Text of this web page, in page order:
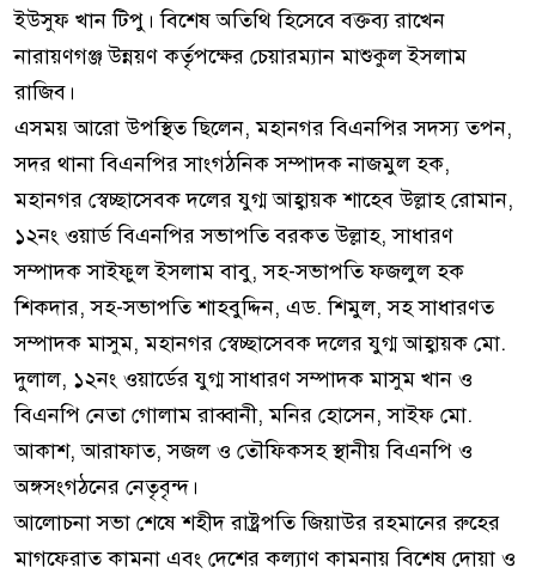
ইউসুফ খান টিপু। বিশেষ অতিথি হিসেবে বক্তব্য রাখেন
নারায়ণগঞ্জ উন্নয়ণ কর্তৃপক্ষের চেয়ারম্যান মাশুকুল ইসলাম
রাজিব।
এসময় আরো উপস্থিত ছিলেন, মহানগর বিএনপির সদস্য তপন,
সদর থানা বিএনপির সাংগঠনিক সম্পাদক নাজমুল হক,
মহানগর স্বেচ্ছাসেবক দলের যুগ্ম আহ্বায়ক শাহেব উল্লাহ রোমান,
১২নং ওয়ার্ড বিএনপির সভাপতি বরকত উল্লাহ, সাধারণ
সম্পাদক সাইফুল ইসলাম বাবু, সহ-সভাপতি ফজলুল হক
শিকদার, সহ-সভাপতি শাহবুদ্দিন, এড. শিমুল, সহ সাধারণত
সম্পাদক মাসুম, মহানগর স্বেচ্ছাসেবক দলের যুগ্ম আহ্বায়ক মো.
দুলাল, ১২নং ওয়ার্ডের যুগ্ম সাধারণ সম্পাদক মাসুম খান ও
বিএনপি নেতা গোলাম রাব্বানী, মনির হোসেন, সাইফ মো.
আকাশ, আরাফাত, সজল ও তৌফিকসহ স্থানীয় বিএনপি ও
অঙ্গসংগঠনের নেতৃবৃন্দ।
​আলোচনা সভা শেষে শহীদ রাষ্ট্রপতি জিয়াউর রহমানের রুহের
মাগফেরাত কামনা এবং দেশের কল্যাণ কামনায় বিশেষ দোয়া ও